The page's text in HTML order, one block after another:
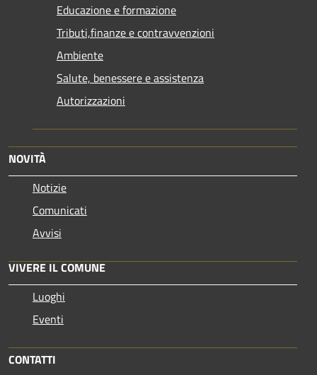
Educazione e formazione
Tributi,finanze e contravvenzioni
Ambiente
Salute, benessere e assistenza
Autorizzazioni
NOVITÀ
Notizie
Comunicati
Avvisi
VIVERE IL COMUNE
Luoghi
Eventi
CONTATTI